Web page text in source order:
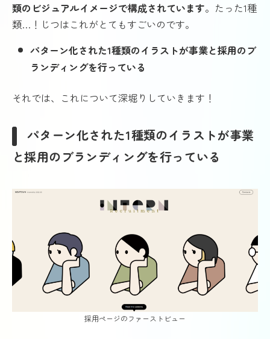
類のビジュアルイメージで構成されています。たった1種
類…！じつはこれがとてもすごいのです。
パターン化された1種類のイラストが事業と採用のブ
ランディングを行っている
それでは、これについて深堀りしていきます！
パターン化された1種類のイラストが事業
と採用のブランディングを行っている
採用ページのファーストビュー